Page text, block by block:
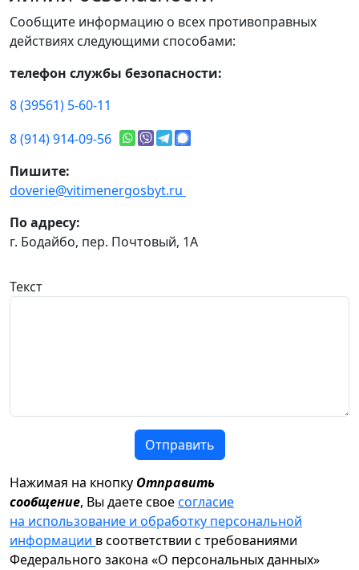
Сообщите информацию о всех противоправных
действиях следующими способами:
телефон службы безопасности:
8 (39561) 5-60-11
8 (914) 914-09-56
Пишите:
doverie@vitimenergosbyt.ru
По адресу:
г. Бодайбо, пер. Почтовый, 1А
Текст
Отправить
Нажимая на кнопку Отправить
сообщение, Вы даете своесогласие
на использование и обработку персональной
информации в соответствии с требованиями
Федерального закона «О персональных данных»